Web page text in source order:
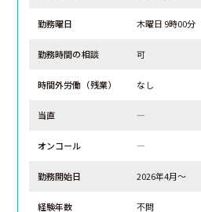
勤務曜日 木曜日 9時00
勤務時間の相談 可
時間外労働（残業） なし
当直 ―
オンコール ―
勤務開始日 2026年4月～
経験年数 不問